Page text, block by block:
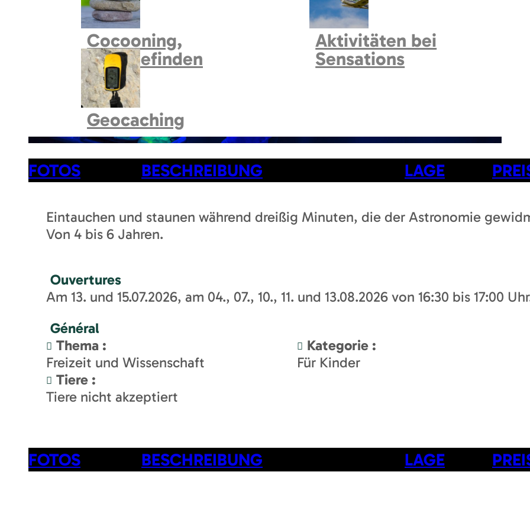
Cocooning,
Wohlbefinden
Aktivitäten bei
Sensations
Geocaching
FOTOS BESCHREIBUNG LAGE
Eintauchen und staunen während dreißig Minuten, die der Astronomie
Von 4 bis 6 Jahren.
Ouvertures
Am 13. und 15.07.2026, am 04., 07., 10., 11. und 13.08.2026 von 16:30 bis 17:00
Général
Thema :
Freizeit und Wissenschaft
Tiere :
Tiere nicht akzeptiert
Kategorie :
Für Kinder
FOTOS BESCHREIBUNG LAGE